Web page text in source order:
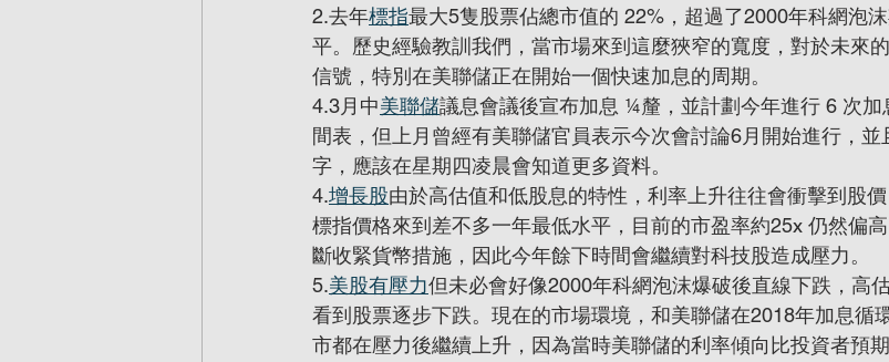
2.去年標指最大5隻股票佔總市值的 22%，超過了2000年科網泡
平。歷史經驗教訓我們，當市場來到這麼狹窄的寬度，對於未來
信號，特別在美聯儲正在開始一個快速加息的周期。
4.3月中美聯儲議息會議後宣布加息 ¼釐，並計劃今年進行 6 次
間表，但上月曾經有美聯儲官員表示今次會討論6月開始進行，
字，應該在星期四凌晨會知道更多資料。
4.增長股由於高估值和低股息的特性，利率上升往往會衝擊到股價
標指價格來到差不多一年最低水平，目前的市盈率約25x 仍然偏
斷收緊貨幣措施，因此今年餘下時間會繼續對科技股造成壓力。
5.美股有壓力但未必會好像2000年科網泡沫爆破後直線下跌，高
看到股票逐步下跌。現在的市場環境，和美聯儲在2018年加息循
市都在壓力後繼續上升，因為當時美聯儲的利率傾向比投資者預